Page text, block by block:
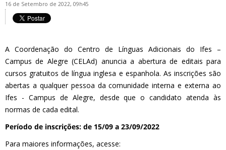
16 de Setembro de 2022, 09h45
A Coordenação do Centro de Línguas Adicionais do Ifes –
Campus de Alegre (CELAd) anuncia a abertura de editais para
cursos gratuitos de língua inglesa e espanhola. As inscrições são
abertas a qualquer pessoa da comunidade interna e externa ao
Ifes - Campus de Alegre, desde que o candidato atenda às
normas de cada edital.
Período de inscrições: de 15/09 a 23/09/2022
Para maiores informações, acesse: